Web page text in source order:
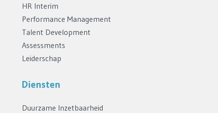
HR Interim
Performance Management
Talent Development
Assessments
Leiderschap
Diensten
Duurzame Inzetbaarheid